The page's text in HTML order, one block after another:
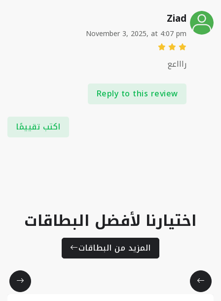
Ziad
November 3, 2025, at 4:07 pm
راااعع
Reply to this review
اكتب تقييمًا
اختيارنا لأفضل البطاقات
المزيد من البطاقات